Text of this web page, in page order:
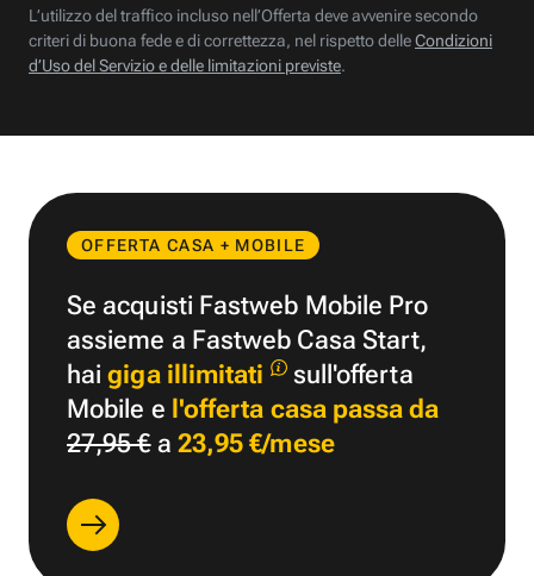
L’utilizzo del traffico incluso nell’Offerta deve avvenire secondo
criteri di buona fede e di correttezza, nel rispetto delleCondizioni
d’Uso del Servizio e delle limitazioni previste.
OFFERTA CASA + MOBILE
Se acquisti Fastweb Mobile Pro
assieme a Fastweb Casa Start,
haigiga illimitati
sull'offerta
Mobile e l'offerta casa passa da
27,95 €a 23,95 €/mese